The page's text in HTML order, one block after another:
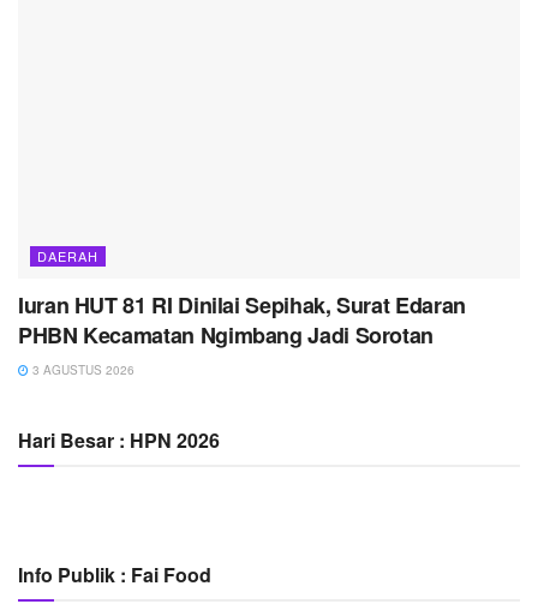
DAERAH
Iuran HUT 81 RI Dinilai Sepihak, Surat Edaran
PHBN Kecamatan Ngimbang Jadi Sorotan
3 AGUSTUS 2026
Hari Besar : HPN 2026
Info Publik : Fai Food